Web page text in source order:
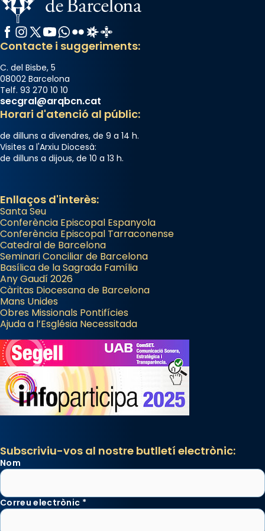
Facebook
Instagram
X / Twitter
YouTube
WhatsApp
FlickrRadio Estel
Catalunya Cristiana
Contacte i suggeriments:
C. del Bisbe, 5
08002 Barcelona
Telf. 93 270 10 10
secgral@arqbcn.cat
Horari d'atenció al públic:
de dilluns a divendres, de 9 a 14 h.
Visites a l'Arxiu Diocesà:
de dilluns a dijous, de 10 a 13 h.
Enllaços d'interès:
Santa Seu
Conferència Episcopal Espanyola
Conferència Episcopal Tarraconense
Catedral de Barcelona
Seminari Conciliar de Barcelona
Basílica de la Sagrada Família
Any Gaudí 2026
Càritas Diocesana de Barcelona
Mans Unides
Obres Missionals Pontifícies
Ajuda a l’Església Necessitada
Subscriviu-vos al nostre butlletí electrònic:
Nom
Correu electrònic *